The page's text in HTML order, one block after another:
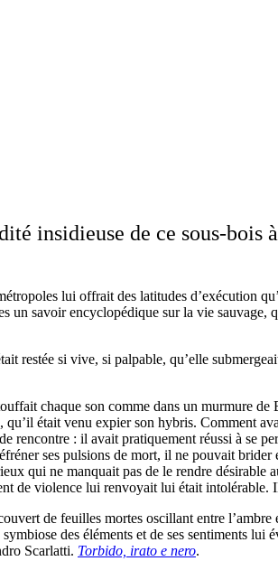
insidieuse de ce sous-bois
lui offrait des latitudes d’exécution
savoir encyclopédique sur la vie sauvage,
restée si vive, si palpable, qu’elle
chaque son comme dans un murmure
était venu expier son hybris. Comment
: il avait pratiquement réussi à se
ses pulsions de mort, il ne pouvait
qui ne manquait pas de le rendre
de violence lui renvoyait lui était intolérable.
de feuilles mortes oscillant entre
des éléments et de ses sentiments
Scarlatti. Torbido, irato e nero.